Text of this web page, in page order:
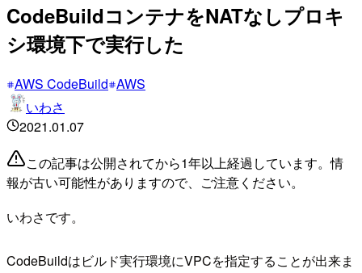
CodeBuildコンテナをNATなしプロキ
シ環境下で実行した
AWS CodeBuild AWS
いわさ
2021.01.07
この記事は公開されてから1年以上経過しています。情
報が古い可能性がありますので、ご注意ください。
いわさです。
CodeBuildはビルド実行環境にVPCを指定することが出来ま